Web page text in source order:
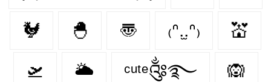
🐓 🐣 〠 ₍ᐢ.̫.ᐢ₎ 💒
🛫 🌥️ ᶜᵘᵗᵉ༂࿐ 🙉